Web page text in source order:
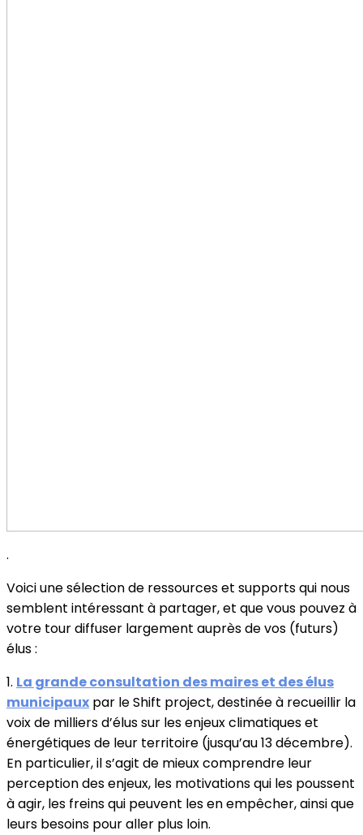
.
Voici une sélection de ressources et supports qui nous
semblent intéressant à partager, et que vous pouvez à
votre tour diffuser largement auprès de vos (futurs)
élus :
1. La grande consultation des maires et des élus
municipaux par le Shift project, destinée à recueillir la
voix de milliers d’élus sur les enjeux climatiques et
énergétiques de leur territoire (jusqu’au 13 décembre).
En particulier, il s’agit de mieux comprendre leur
perception des enjeux, les motivations qui les poussent
à agir, les freins qui peuvent les en empêcher, ainsi que
leurs besoins pour aller plus loin.